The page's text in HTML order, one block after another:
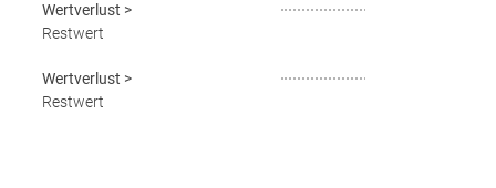
Wertverlust >
Restwert
Wertverlust >
Restwert